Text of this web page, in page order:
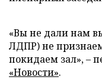
«Вы не дали нам
ЛДПР) не
покидаем зал», –
«Новости».